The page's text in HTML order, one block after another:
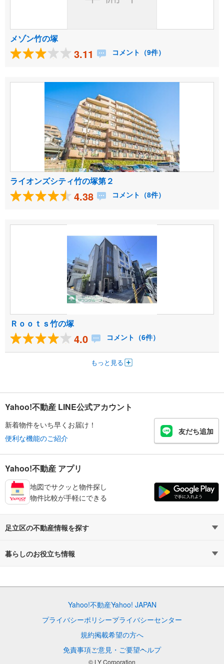
メゾン竹の塚
3.11 コメント（9件）
ライオンズシティ竹の塚第２
4.38 コメント（8件）
Ｒｏｏｔｓ竹の塚
4.0 コメント（6件）
もっと見る
Yahoo!不動産 LINE公式アカウント
新着物件をいち早くお届け！
便利な機能のご紹介
友だち追加
Yahoo!不動産 アプリ
地図でサクッと物件探し
物件比較が手軽にできる
足立区の不動産情報を探す
不動産・住宅
中古一戸建て
土地
暮らしのお役立ち情報
Yahoo!不動産Yahoo! JAPAN
プライバシーポリシープライバシーセンター
規約掲載希望の方へ
免責事項ご意見・ご要望ヘルプ
© LY Corporation